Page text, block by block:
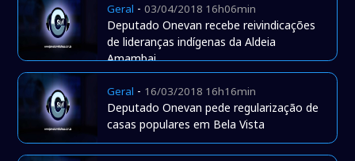
Geral -03/04/2018 16h06min
Deputado Onevan recebe reivindicações
de lideranças indígenas da Aldeia
Amambai
Geral - 16/03/2018 16h16min
Deputado Onevan pede regularização de
casas populares em Bela Vista